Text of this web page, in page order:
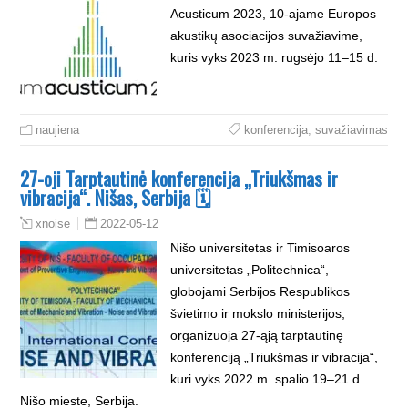
Acusticum 2023, 10-ajame Europos
akustikų asociacijos suvažiavime,
kuris vyks 2023 m. rugsėjo 11–15 d.
naujiena konferencija, suvažiavimas
27-oji Tarptautinė konferencija „Triukšmas ir
vibracija“. Nišas, Serbija 🗓
xnoise 2022-05-12
Nišo universitetas ir Timisoaros
universitetas „Politechnica“,
globojami Serbijos Respublikos
švietimo ir mokslo ministerijos,
organizuoja 27-ąją tarptautinę
konferenciją „Triukšmas ir vibracija“,
kuri vyks 2022 m. spalio 19–21 d.
Nišo mieste, Serbija.